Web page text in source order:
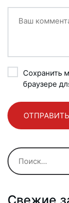
Сохранить
браузере
Свежие